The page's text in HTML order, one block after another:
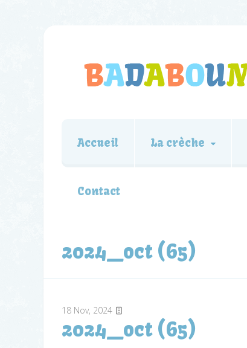
Accueil La crèche
Contact
2024_oct (65)
18 Nov, 2024
2024_oct (65)